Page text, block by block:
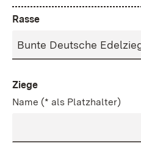
Rasse
Ziege
Name (* als Platzhalter)